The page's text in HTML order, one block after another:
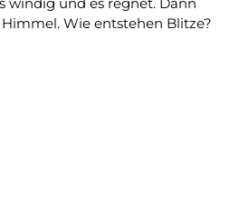
Wie entstehen Blitze?